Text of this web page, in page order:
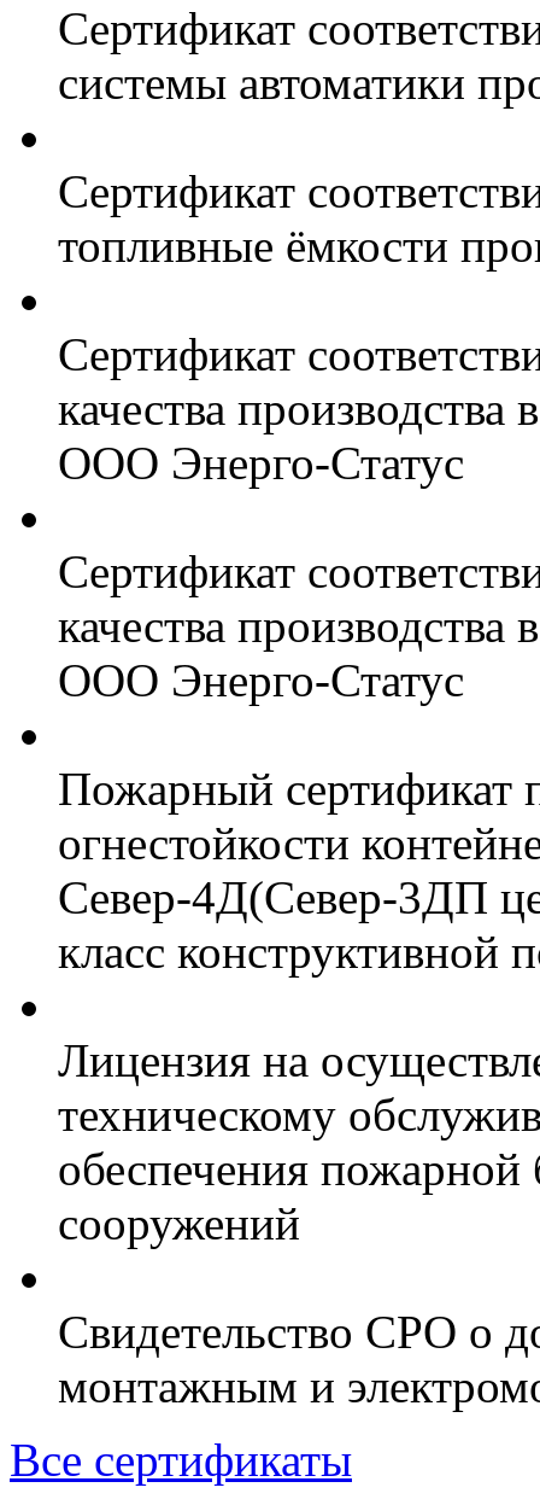
Сертификат
системы автоматики
Сертификат
топливные ёмкости
Сертификат
качества
ООО Энерго-Статус
Сертификат
качества
ООО Энерго-Статус
Пожарный сертификат
огнестойкости
Север-4Д(Север-3ДП
класс конструктивной
Лицензия на
техническому
обеспечения пожарной
сооружений
Свидетельство СРО о
монтажным и
Все сертификаты